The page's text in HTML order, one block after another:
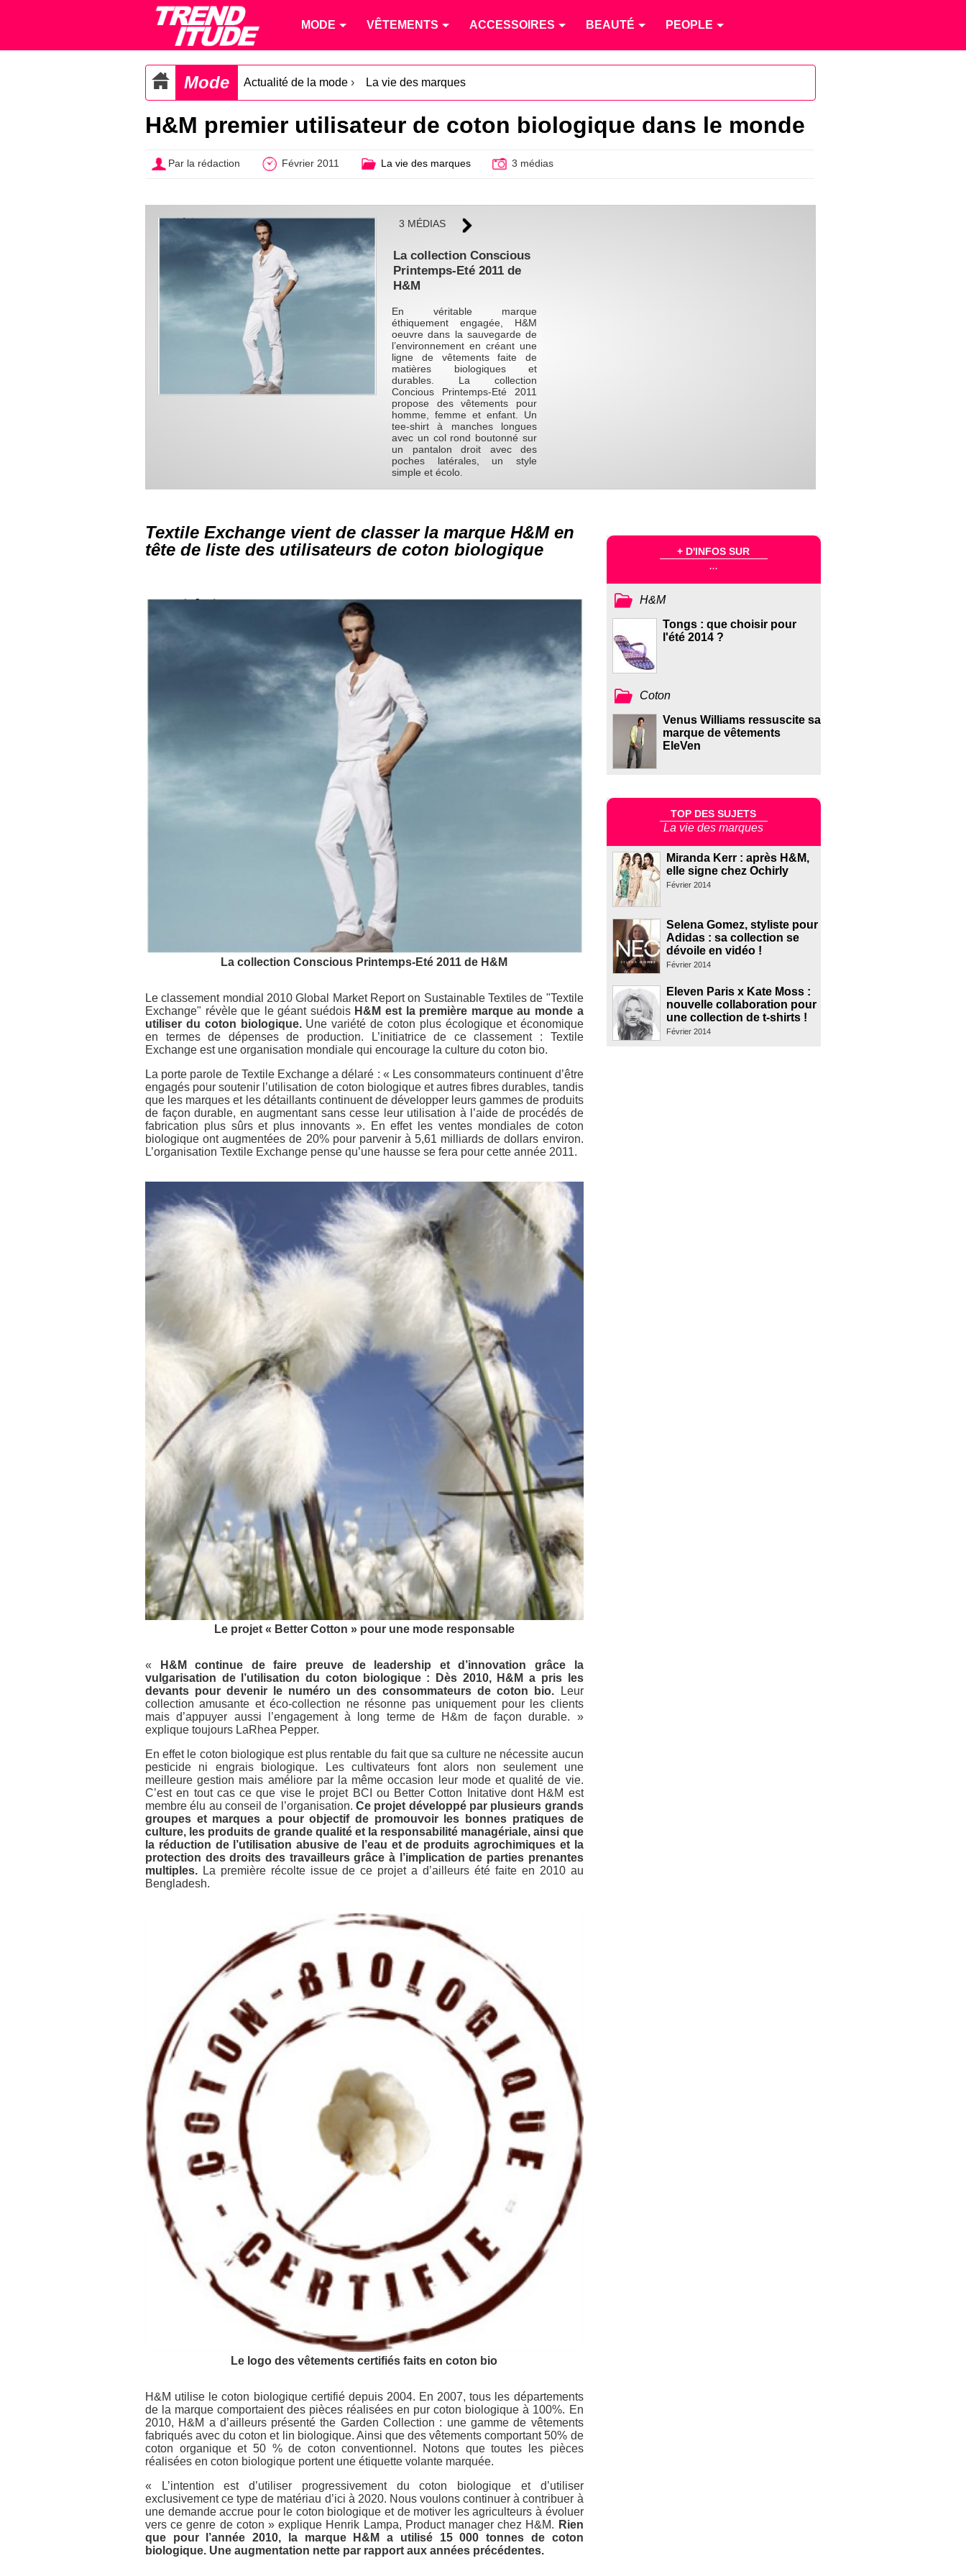
MODE VÊTEMENTS ACCESSOIRES BEAUTÉ PEOPLE
Mode Actualité de la mode › La vie des marques
H&M premier utilisateur de coton biologique dans le monde
Par la rédaction Février 2011 La vie des marques 3 médias
3 MÉDIAS
La collection Conscious
Printemps-Eté 2011 de
H&M
En véritable marque
éthiquement engagée, H&M
oeuvre dans la sauvegarde de
l’environnement en créant une
ligne de vêtements faite de
matières biologiques et
durables. La collection
Concious Printemps-Eté 2011
propose des vêtements pour
homme, femme et enfant. Un
tee-shirt à manches longues
avec un col rond boutonné sur
un pantalon droit avec des
poches latérales, un style
simple et écolo.
Textile Exchange vient de classer la marque H&M en
tête de liste des utilisateurs de coton biologique
La collection Conscious Printemps-Eté 2011 de H&M
Le classement mondial 2010 Global Market Report on Sustainable Textiles de "Textile
Exchange" révèle que le géant suédois H&M est la première marque au monde a
utiliser du coton biologique.Une variété de coton plus écologique et économique
en termes de dépenses de production. L’initiatrice de ce classement : Textile
Exchange est une organisation mondiale qui encourage la culture du coton bio.
La porte parole de Textile Exchange a délaré : « Les consommateurs continuent d’être
engagés pour soutenir l’utilisation de coton biologique et autres fibres durables, tandis
que les marques et les détaillants continuent de développer leurs gammes de produits
de façon durable, en augmentant sans cesse leur utilisation à l’aide de procédés de
fabrication plus sûrs et plus innovants ». En effet les ventes mondiales de coton
biologique ont augmentées de 20% pour parvenir à 5,61 milliards de dollars environ.
L’organisation Textile Exchange pense qu’une hausse se fera pour cette année 2011.
Le projet « Better Cotton » pour une mode responsable
«
H&M continue de faire preuve de leadership et d’innovation grâce la
vulgarisation de l’utilisation du coton biologique : Dès 2010, H&M a pris les
devants pour devenir le numéro un des consommateurs de coton bio. Leur
collection amusante et éco-collection ne résonne pas uniquement pour les clients
mais d’appuyer aussi l’engagement à long terme de H&m de façon durable. »
explique toujours LaRhea Pepper.
En effet le coton biologique est plus rentable du fait que sa culture ne nécessite aucun
pesticide ni engrais biologique. Les cultivateurs font alors non seulement une
meilleure gestion mais améliore par la même occasion leur mode et qualité de vie.
C’est en tout cas ce que vise le projet BCI ou Better Cotton Initative dont H&M est
membre élu au conseil de l’organisation. Ce projet développé par plusieurs grands
groupes et marques a pour objectif de promouvoir les bonnes pratiques de
culture, les produits de grande qualité et la responsabilité managériale, ainsi que
la réduction de l’utilisation abusive de l’eau et de produits agrochimiques et la
protection des droits des travailleurs grâce à l’implication de parties prenantes
multiples. La première récolte issue de ce projet a d’ailleurs été faite en 2010 au
Bengladesh.
Le logo des vêtements certifiés faits en coton bio
H&M utilise le coton biologique certifié depuis 2004. En 2007, tous les départements
de la marque comportaient des pièces réalisées en pur coton biologique à 100%. En
2010, H&M a d’ailleurs présenté the Garden Collection : une gamme de vêtements
fabriqués avec du coton et lin biologique. Ainsi que des vêtements comportant 50% de
coton organique et 50 % de coton conventionnel. Notons que toutes les pièces
réalisées en coton biologique portent une étiquette volante marquée.
« L’intention est d’utiliser progressivement du coton biologique et d’utiliser
exclusivement ce type de matériau d’ici à 2020. Nous voulons continuer à contribuer à
une demande accrue pour le coton biologique et de motiver les agriculteurs à évoluer
vers ce genre de coton » explique Henrik Lampa, Product manager chez H&M. Rien
que pour l’année 2010, la marque H&M a utilisé 15 000 tonnes de coton
biologique. Une augmentation nette par rapport aux années précédentes.
+ D'INFOS SUR
...
H&M
Tongs : que choisir pour
l'été 2014 ?
Coton
Venus Williams ressuscite sa
marque de vêtements
EleVen
TOP DES SUJETS
La vie des marques
Miranda Kerr : après H&M,
elle signe chez Ochirly
Février 2014
Selena Gomez, styliste pour
Adidas : sa collection se
dévoile en vidéo !
Février 2014
Eleven Paris x Kate Moss :
nouvelle collaboration pour
une collection de t-shirts !
Février 2014